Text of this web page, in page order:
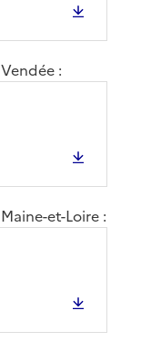
:
et-Loire :